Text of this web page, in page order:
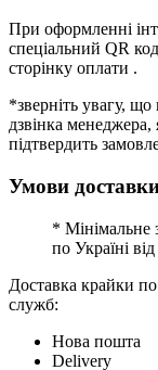
При оформленні
спеціальний QR
сторінку оплати .
*зверніть увагу, що
дзвінка менеджера,
підтвердить
Умови
* Мінімальне
по Україні
Доставка крайки
служб:
Нова пошта
Delivery